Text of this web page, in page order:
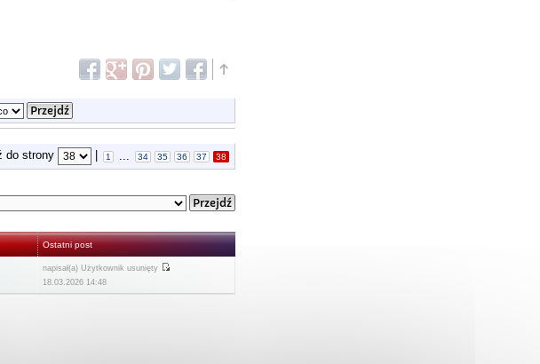
do strony 1 34 35 36 37 38
Ostatni post
napisał(a) Użytkownik usunięty
18.03.2026 14:48